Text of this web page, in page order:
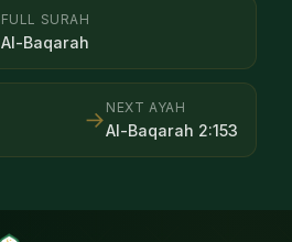
FULL SURAH
Al-Baqarah
NEXT AYAH
Al-Baqarah 2:153
→